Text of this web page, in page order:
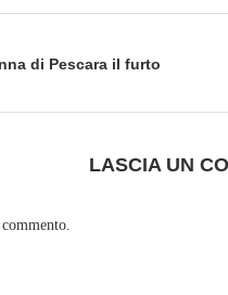
di Pescara il furto
LASCIA UN